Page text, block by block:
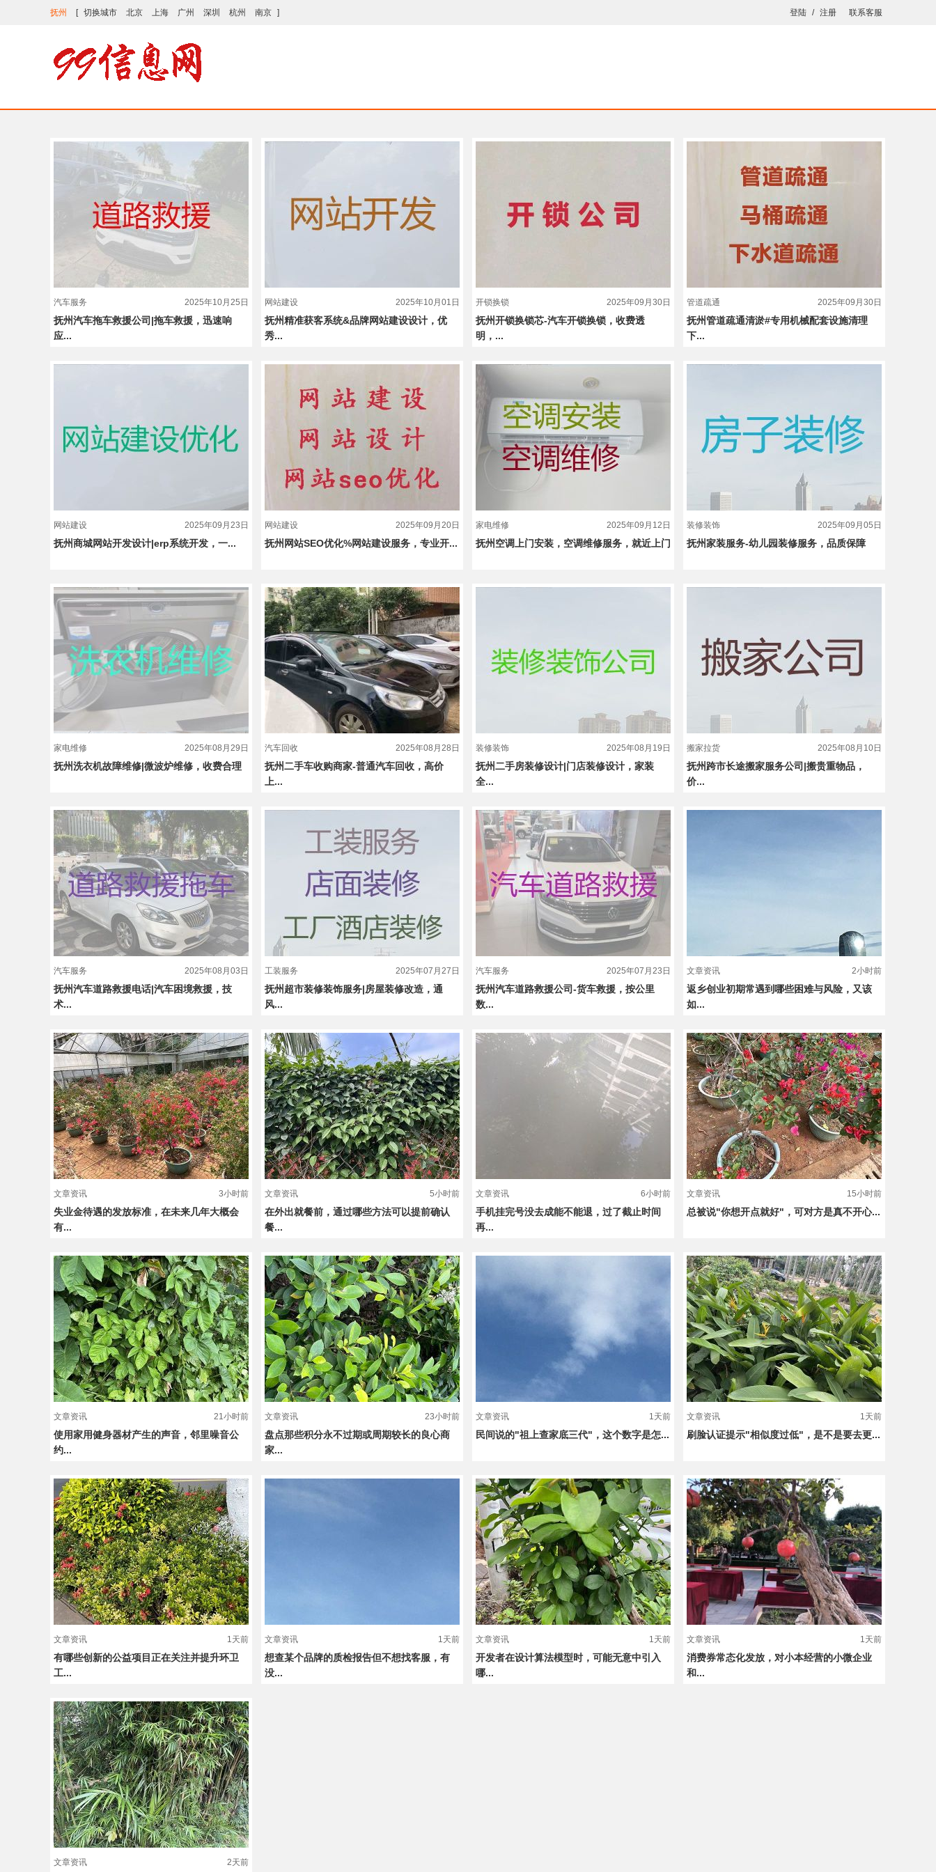
抚州 [ 切换城市 北京 上海 广州 深圳 杭州 南京 ] 登陆 / 注册 联系客服
汽车服务 2025年10月25日
抚州汽车拖车救援公司|拖车救援，迅速响
应...
网站建设 2025年10月01日
抚州精准获客系统&品牌网站建设设计，优
秀...
开锁换锁 2025年09月30日
抚州开锁换锁芯-汽车开锁换锁，收费透
明，...
管道疏通 2025年09月30日
抚州管道疏通清淤#专用机械配套设施清理
下...
网站建设 2025年09月23日
抚州商城网站开发设计|erp系统开发，一...
网站建设 2025年09月20日
抚州网站SEO优化%网站建设服务，专业开...
家电维修 2025年09月12日
抚州空调上门安装，空调维修服务，就近上门
装修装饰 2025年09月05日
抚州家装服务-幼儿园装修服务，品质保障
家电维修 2025年08月29日
抚州洗衣机故障维修|微波炉维修，收费合理
汽车回收 2025年08月28日
抚州二手车收购商家-普通汽车回收，高价
上...
装修装饰 2025年08月19日
抚州二手房装修设计|门店装修设计，家装
全...
搬家拉货 2025年08月10日
抚州跨市长途搬家服务公司|搬贵重物品，
价...
汽车服务 2025年08月03日
抚州汽车道路救援电话|汽车困境救援，技
术...
工装服务 2025年07月27日
抚州超市装修装饰服务|房屋装修改造，通
风...
汽车服务 2025年07月23日
抚州汽车道路救援公司-货车救援，按公里
数...
文章资讯 2小时前
返乡创业初期常遇到哪些困难与风险，又该
如...
文章资讯 3小时前
失业金待遇的发放标准，在未来几年大概会
有...
文章资讯 5小时前
在外出就餐前，通过哪些方法可以提前确认
餐...
文章资讯 6小时前
手机挂完号没去成能不能退，过了截止时间
再...
文章资讯 15小时前
总被说"你想开点就好"，可对方是真不开心...
文章资讯 21小时前
使用家用健身器材产生的声音，邻里噪音公
约...
文章资讯 23小时前
盘点那些积分永不过期或周期较长的良心商
家...
文章资讯 1天前
民间说的"祖上查家底三代"，这个数字是怎...
文章资讯 1天前
刷脸认证提示"相似度过低"，是不是要去更...
文章资讯 1天前
有哪些创新的公益项目正在关注并提升环卫
工...
文章资讯 1天前
想查某个品牌的质检报告但不想找客服，有
没...
文章资讯 1天前
开发者在设计算法模型时，可能无意中引入
哪...
文章资讯 1天前
消费券常态化发放，对小本经营的小微企业
和...
文章资讯 2天前